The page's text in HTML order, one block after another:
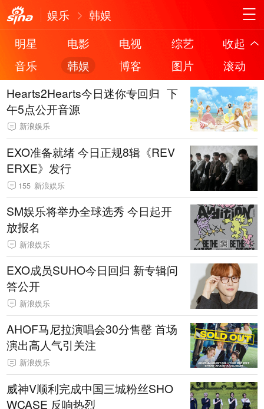
娱乐
韩娱
明星
电影 电视 综艺
收起
音乐
韩娱 博客 图片
滚动
Hearts2Hearts今日迷你专回归 下
午5点公开音源
新浪娱乐
EXO准备就绪 今日正规8辑《REV
ERXE》发行
155 新浪娱乐
SM娱乐将举办全球选秀 今日起开
放报名
新浪娱乐
EXO成员SUHO今日回归 新专辑问
答公开
新浪娱乐
AHOF马尼拉演唱会30分售罄 首场
演出高人气引关注
新浪娱乐
威神V顺利完成中国三城粉丝SHO
WCASE 反响热烈